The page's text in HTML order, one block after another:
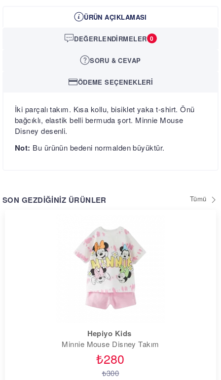
ÜRÜN AÇIKLAMASI
DEĞERLENDIRMELER 0
SORU & CEVAP
ÖDEME SEÇENEKLERI
İki parçalı takım. Kısa kollu, bisiklet yaka t-shirt. Önü
bağcıklı, elastik belli bermuda şort. Minnie Mouse
Disney desenli.
Not: Bu ürünün bedeni normalden büyüktür.
SON GEZDİĞİNİZ ÜRÜNLER Tümü
Hepiyo Kids
Minnie Mouse Disney Takım
₺280
₺300